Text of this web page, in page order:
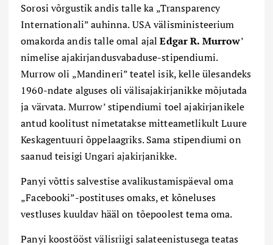
Sorosi võrgustik andis talle ka „Transparency
Internationali” auhinna. USA välisministeerium
omakorda andis talle omal ajalEdgar R. Murrow’
nimelise ajakirjandusvabaduse-stipendiumi.
Murrow oli „Mandineri” teatel isik, kelle ülesandeks
1960-ndate alguses oli välisajakirjanikke mõjutada
ja värvata. Murrow’ stipendiumi toel ajakirjanikele
antud koolitust nimetatakse mitteametlikult Luure
Keskagentuuri õppelaagriks. Sama stipendiumi on
saanud teisigi Ungari ajakirjanikke.
Panyi võttis salvestise avalikustamispäeval oma
„Facebooki”-postituses omaks, et kõneluses
vestluses kuuldav hääl on tõepoolest tema oma.
Panyi koostööst välisriigi salateenistusega teatas